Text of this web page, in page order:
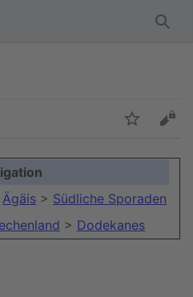
Ägäis > Südliche Sporaden
> Dodekanes